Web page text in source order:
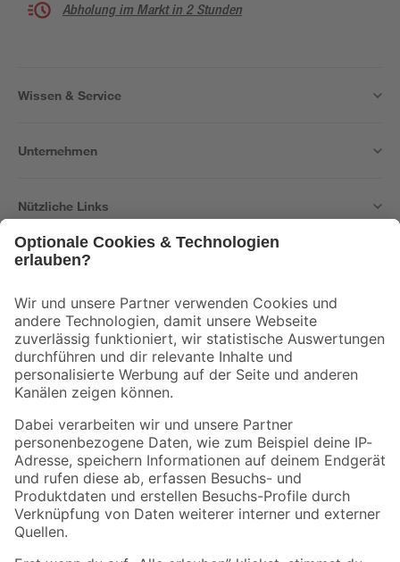
Abholung im Markt in 2 Stunden
Wissen & Service
Unternehmen
Nützliche Links
Der toom Newsletter: Keine Angebote und Aktionen mehr verpassen!
Zur Newsletter Anmeldung
Folge uns
Zahlungsarten Versandarten
Sicher einkaufen